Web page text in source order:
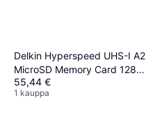
Delkin Hyperspeed UHS-I A2
MicroSD Memory Card 128
GB
55,44 €
1 kauppa